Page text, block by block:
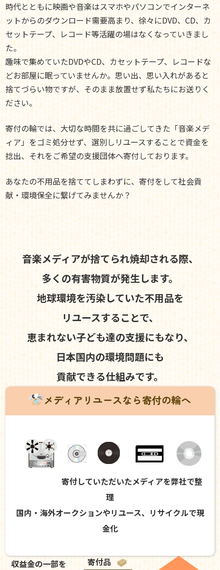
時代とともに映画や音楽はスマホやパソコンでインターネ
ットからのダウンロード需要高まり、徐々にDVD、CD、カ
セットテープ、レコード等活躍の場はなくなっていきまし
た。
趣味で集めていたDVDやCD、カセットテープ、レコードな
どお部屋に眠っていませんか。思い出、思い入れがあると
捨てづらい物ですが、そのまま放置せず私たちにお送りく
ださい。
寄付の輪では、大切な時間を共に過ごしてきた「音楽メデ
ィア」をゴミ処分せず、選別しリユースすることで資金を
捻出、それをご希望の支援団体へ寄付しております。
あなたの不用品を捨ててしまわずに、寄付をして社会貢
献・環境保全に繋げてみませんか？
音楽メディアが捨てられ焼却される際、
多くの有害物質が発生します。
地球環境を汚染していた不用品を
リユースすることで、
恵まれない子ども達の支援にもなり、
日本国内の環境問題にも
貢献できる仕組みです。
メディアリユースなら寄付の輪へ
寄付していただいたメディアを弊社で整
理
国内・海外オークションやリユース、リサイクルで現
金化
収益金の一部を
寄付品